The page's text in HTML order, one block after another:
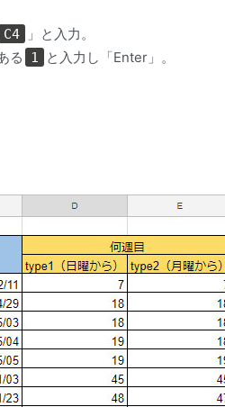
C4
」と入力。
る
1 と入力し「Enter」。